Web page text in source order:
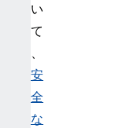
い
て
、
安
全
な